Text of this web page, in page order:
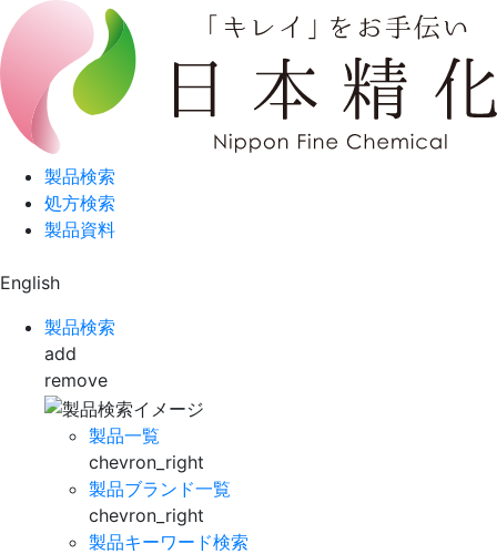
製品検索
処方検索
製品資料
English
製品検索
add
remove
製品一覧
chevron_right
製品ブランド一覧
chevron_right
製品キーワード検索